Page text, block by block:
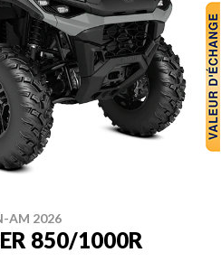
AM 2026
850/1000R